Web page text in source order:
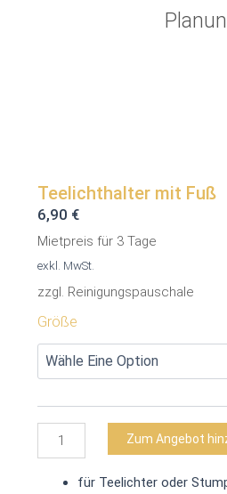
Teelichthalter mit Fuß
6,90 €
Mietpreis für 3 Tage
exkl. MwSt.
zzgl. Reinigungspauschale
Größe
Teelichthalter
mit
Menge
Zum Angebot
für Teelichter oder